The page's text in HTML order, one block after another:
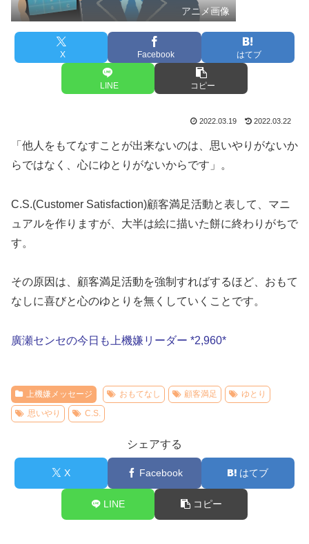
アニメ画像
X Facebook はてブ
LINE コピー
2022.03.19 2022.03.22
「他人をもてなすことが出来ないのは、思いやりがないか
らではなく、心にゆとりがないからです」。
C.S.(Customer Satisfaction)顧客満足活動と表して、マニ
ュアルを作りますが、大半は絵に描いた餅に終わりがちで
す。
その原因は、顧客満足活動を強制すればするほど、おもて
なしに喜びと心のゆとりを無くしていくことです。
廣瀬センセの今日も上機嫌リーダー *2,960*
上機嫌メッセージ おもてなし 顧客満足
ゆとり
思いやり
C.S.
シェアする
X Facebook はてブ
LINE コピー